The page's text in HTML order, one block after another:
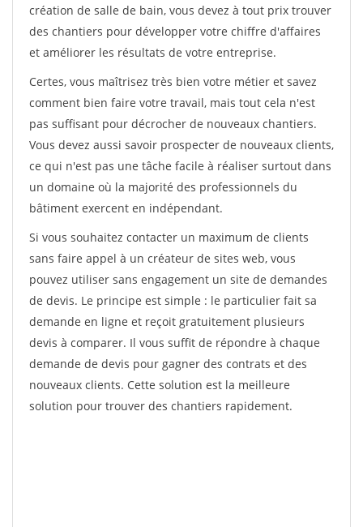
création de salle de bain, vous devez à tout prix trouver
des chantiers pour développer votre chiffre d'affaires
et améliorer les résultats de votre entreprise.
Certes, vous maîtrisez très bien votre métier et savez
comment bien faire votre travail, mais tout cela n'est
pas suffisant pour décrocher de nouveaux chantiers.
Vous devez aussi savoir prospecter de nouveaux clients,
ce qui n'est pas une tâche facile à réaliser surtout dans
un domaine où la majorité des professionnels du
bâtiment exercent en indépendant.
Si vous souhaitez contacter un maximum de clients
sans faire appel à un créateur de sites web, vous
pouvez utiliser sans engagement un site de demandes
de devis. Le principe est simple : le particulier fait sa
demande en ligne et reçoit gratuitement plusieurs
devis à comparer. Il vous suffit de répondre à chaque
demande de devis pour gagner des contrats et des
nouveaux clients. Cette solution est la meilleure
solution pour trouver des chantiers rapidement.